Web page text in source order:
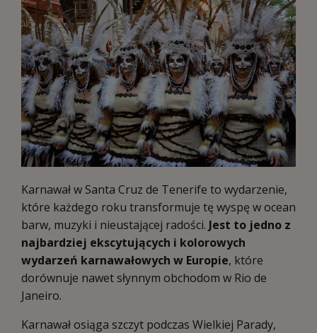
Karnawał w Santa Cruz de Tenerife to wydarzenie,
które każdego roku transformuje tę wyspę w ocean
barw, muzyki i nieustającej radości. Jest to jedno z
najbardziej ekscytujących i kolorowych
wydarzeń karnawałowych w Europie, które
dorównuje nawet słynnym obchodom w Rio de
Janeiro.
Karnawał osiąga szczyt podczas Wielkiej Parady,